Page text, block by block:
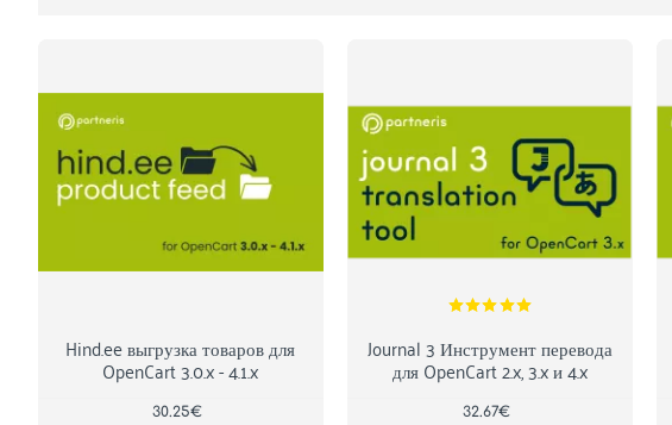
Hind.ee выгрузка товаров для
OpenCart 3.0.x - 4.1.x
30.25€
Journal 3 Инструмент перевода
для OpenCart 2.x, 3.x и 4.x
32.67€